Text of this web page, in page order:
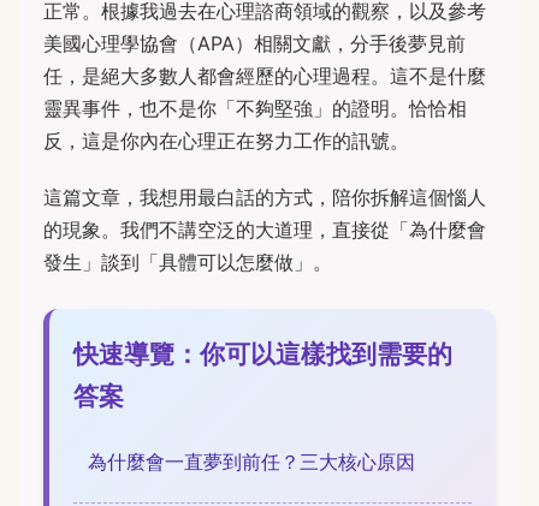
正常。根據我過去在心理諮商領域的觀察，以及參考
美國心理學協會（APA）相關文獻，分手後夢見前
任，是絕大多數人都會經歷的心理過程。這不是什麼
靈異事件，也不是你「不夠堅強」的證明。恰恰相
反，這是你內在心理正在努力工作的訊號。
這篇文章，我想用最白話的方式，陪你拆解這個惱人
的現象。我們不講空泛的大道理，直接從「為什麼會
發生」談到「具體可以怎麼做」。
快速導覽：你可以這樣找到需要的
答案
為什麼會一直夢到前任？三大核心原因